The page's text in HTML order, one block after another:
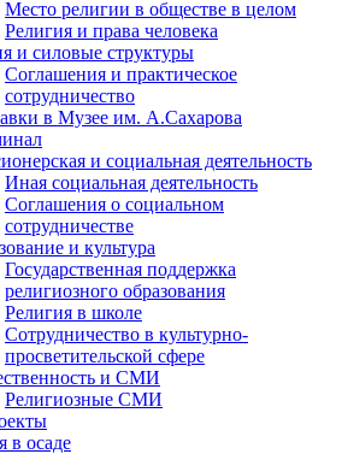
Место религии в обществе в целом
Религия и права человека
и силовые структуры
Соглашения и практическое
сотрудничество
в Музее им. А.Сахарова
и социальная деятельность
Иная социальная деятельность
Соглашения о социальном
сотрудничестве
и культура
Государственная поддержка
религиозного образования
Религия в школе
Сотрудничество в культурно-
просветительской сфере
и СМИ
Религиозные СМИ
в осаде